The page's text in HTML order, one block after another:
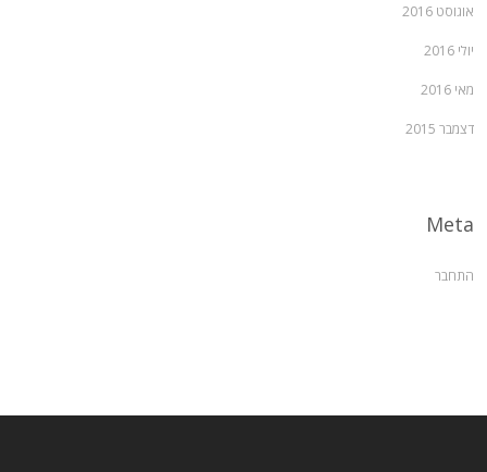
אוגוסט 2016
יולי 2016
מאי 2016
דצמבר 2015
Meta
התחבר